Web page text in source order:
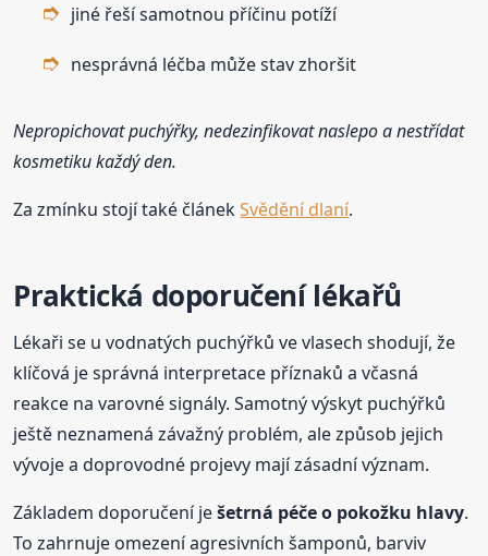
jiné řeší samotnou příčinu potíží
nesprávná léčba může stav zhoršit
Nepropichovat puchýřky, nedezinfikovat naslepo a nestřídat
kosmetiku každý den.
Za zmínku stojí také článekSvědění dlaní.
Praktická doporučení lékařů
Lékaři se u vodnatých puchýřků ve vlasech shodují, že
klíčová je správná interpretace příznaků a včasná
reakce na varovné signály. Samotný výskyt puchýřků
ještě neznamená závažný problém, ale způsob jejich
vývoje a doprovodné projevy mají zásadní význam.
Základem doporučení ješetrná péče o pokožku hlavy.
To zahrnuje omezení agresivních šamponů, barviv